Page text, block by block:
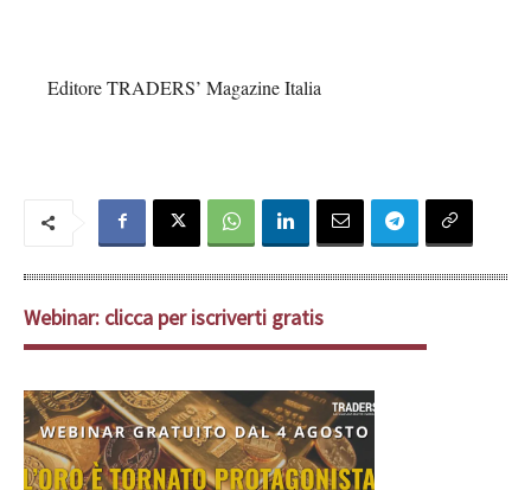
Editore TRADERS’ Magazine Italia
Webinar: clicca per iscriverti gratis